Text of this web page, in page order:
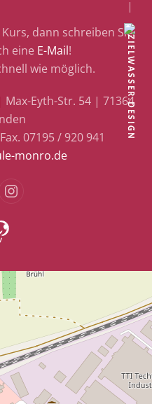
dann schreiben Sie
eine E-Mail!
wie möglich.
Eyth-Str. 54 | 71364
07195 / 920 941
monro.de